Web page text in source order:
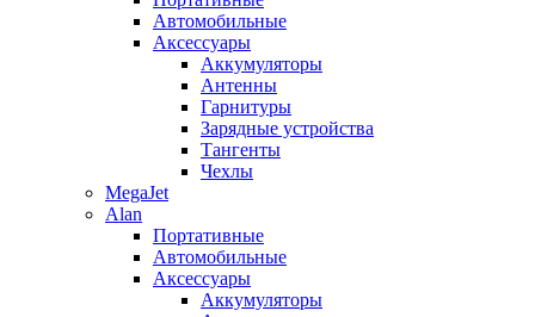
Автомобильные
Аксессуары
Аккумуляторы
Антенны
Гарнитуры
Зарядные устройства
Тангенты
Чехлы
MegaJet
Alan
Портативные
Автомобильные
Аксессуары
Аккумуляторы